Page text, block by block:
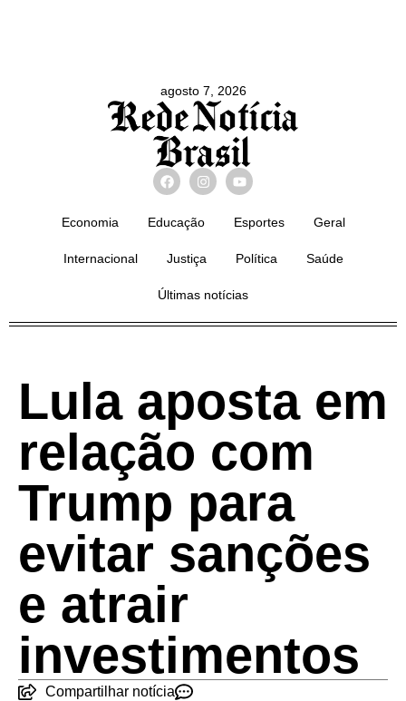
agosto 7, 2026
Economia Educação Esportes Geral
Internacional Justiça Política Saúde
Últimas notícias
Lula aposta em
relação com
Trump para
evitar sanções
e atrair
investimentos
Compartilhar notícia